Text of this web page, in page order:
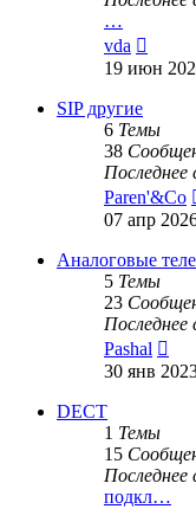
…
vda
к
19 июн
SIP другие
6 Темы
38
Последнее
Paren'&Co
07 апр
Аналоговые
5 Темы
23
Последнее
Pashal
к
30 янв
DECT
1 Темы
15
Последнее
подкл…